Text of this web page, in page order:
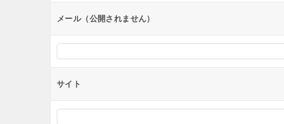
ン
メール（公開されません）
サイト